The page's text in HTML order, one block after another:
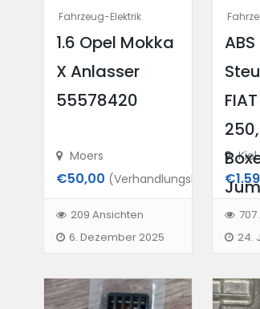
Fahrzeug-Elektrik
1.6 Opel Mokka
X Anlasser
55578420
Moers
€50,00 (Verhandlungsbasis)
209 Ansichten
6. Dezember 2025
ABS
Kiel
24.